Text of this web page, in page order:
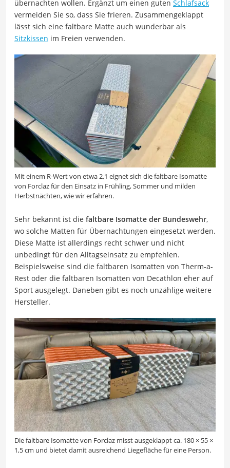
übernachten wollen. Ergänzt um einen guten Schlafsack
vermeiden Sie so, dass Sie frieren. Zusammengeklappt
lässt sich eine faltbare Matte auch wunderbar als
Sitzkissen im Freien verwenden.
Mit einem R-Wert von etwa 2,1 eignet sich die faltbare Isomatte
von Forclaz für den Einsatz in Frühling, Sommer und milden
Herbstnächten, wie wir erfahren.
Sehr bekannt ist die faltbare Isomatte der Bundeswehr,
wo solche Matten für Übernachtungen eingesetzt werden.
Diese Matte ist allerdings recht schwer und nicht
unbedingt für den Alltagseinsatz zu empfehlen.
Beispielsweise sind die faltbaren Isomatten von Therm-a-
Rest oder die faltbaren Isomatten von Decathlon eher auf
Sport ausgelegt. Daneben gibt es noch unzählige weitere
Hersteller.
Die faltbare Isomatte von Forclaz misst ausgeklappt ca. 180 × 55 ×
1,5 cm und bietet damit ausreichend Liegefläche für eine Person.